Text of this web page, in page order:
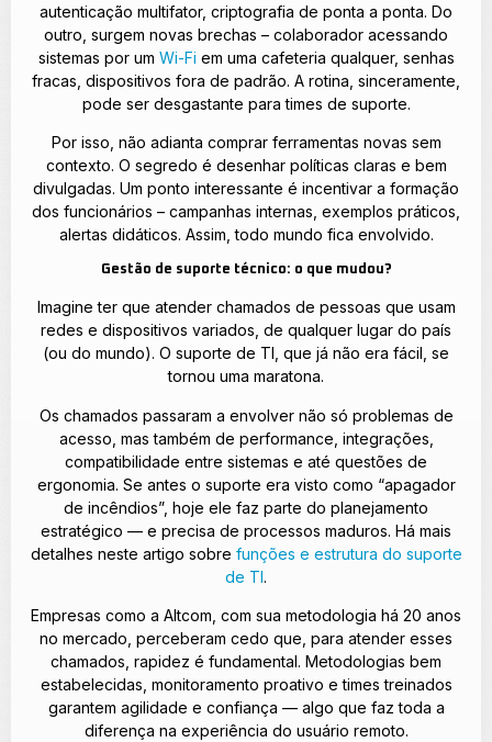
autenticação multifator, criptografia de ponta a ponta. Do
outro, surgem novas brechas – colaborador acessando
sistemas por um Wi-Fi em uma cafeteria qualquer, senhas
fracas, dispositivos fora de padrão. A rotina, sinceramente,
pode ser desgastante para times de suporte.
Por isso, não adianta comprar ferramentas novas sem
contexto. O segredo é desenhar políticas claras e bem
divulgadas. Um ponto interessante é incentivar a formação
dos funcionários – campanhas internas, exemplos práticos,
alertas didáticos. Assim, todo mundo fica envolvido.
Gestão de suporte técnico: o que mudou?
Imagine ter que atender chamados de pessoas que usam
redes e dispositivos variados, de qualquer lugar do país
(ou do mundo). O suporte de TI, que já não era fácil, se
tornou uma maratona.
Os chamados passaram a envolver não só problemas de
acesso, mas também de performance, integrações,
compatibilidade entre sistemas e até questões de
ergonomia. Se antes o suporte era visto como “apagador
de incêndios”, hoje ele faz parte do planejamento
estratégico — e precisa de processos maduros. Há mais
detalhes neste artigo sobre funções e estrutura do suporte
de TI.
Empresas como a Altcom, com sua metodologia há 20 anos
no mercado, perceberam cedo que, para atender esses
chamados, rapidez é fundamental. Metodologias bem
estabelecidas, monitoramento proativo e times treinados
garantem agilidade e confiança — algo que faz toda a
diferença na experiência do usuário remoto.